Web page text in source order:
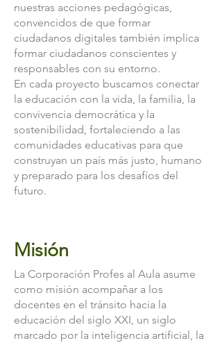
nuestras acciones pedagógicas,
convencidos de que formar
ciudadanos digitales también implica
formar ciudadanos conscientes y
responsables con su entorno.
En cada proyecto buscamos conectar
la educación con la vida, la familia, la
convivencia democrática y la
sostenibilidad, fortaleciendo a las
comunidades educativas para que
construyan un país más justo, humano
y preparado para los desafíos del
futuro.
Misión
La Corporación Profes al Aula asume
como misión acompañar a los
docentes en el tránsito hacia la
educación del siglo XXI, un siglo
marcado por la inteligencia artificial, la